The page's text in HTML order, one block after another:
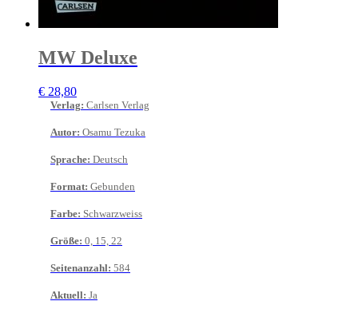
MW Deluxe
€ 28,80
Verlag: Carlsen Verlag
Autor: Osamu Tezuka
Sprache: Deutsch
Format: Gebunden
Farbe: Schwarzweiss
Größe: 0, 15, 22
Seitenanzahl: 584
Aktuell: Ja